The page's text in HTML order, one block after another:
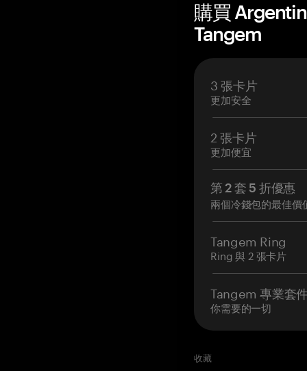
購買
Tangem
3 張卡片
更加安全
2 張卡片
更加便宜
第 2 套 5 折優惠
兩個冷錢包的最佳價
Tangem Ring
Ring 與 2 張卡片
Tangem 專業套
你需要的一切
收藏